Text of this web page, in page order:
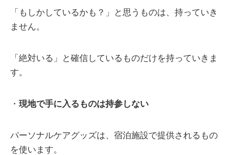
「もしかしているかも？」と思うものは、持っていき
ません。
「絶対いる」と確信しているものだけを持っていきま
す。
・ 現地で手に入るものは持参しない
パーソナルケアグッズは、宿泊施設で提供されるもの
を使います。